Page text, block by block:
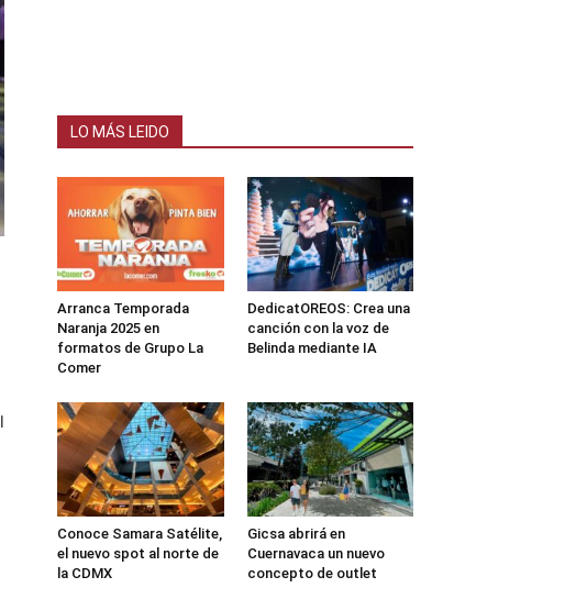
LO MÁS LEIDO
Arranca Temporada
Naranja 2025 en
formatos de Grupo La
Comer
DedicatOREOS: Crea una
canción con la voz de
Belinda mediante IA
Conoce Samara Satélite,
el nuevo spot al norte de
la CDMX
Gicsa abrirá en
Cuernavaca un nuevo
concepto de outlet